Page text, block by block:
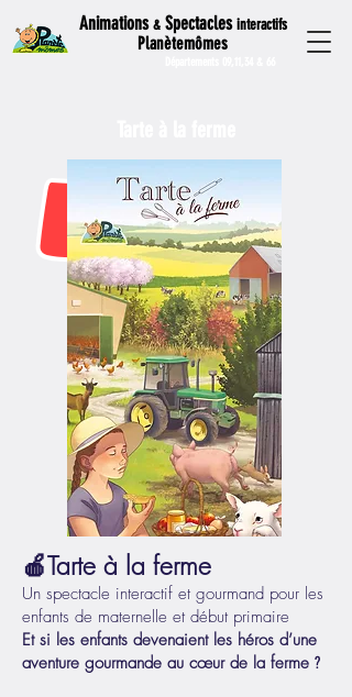
Animations &Spectaclesinteractifs
Planètemômes
🍎Tarte à la ferme
Un spectacle interactif et gourmand pour les
enfants de maternelle et début primaire
Et si les enfants devenaient les héros d’une
aventure gourmande au cœur de la ferme ?